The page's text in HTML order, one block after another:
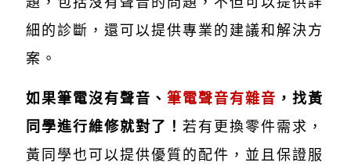
細的診斷，還可以提供專業的建議和解決方
案。
如果筆電沒有聲音、 筆電聲音有雜音 ，找黃
同學進行維修就對了！ 若有更換零件需求，
黃同學也可以提供優質的配件，並且保證服